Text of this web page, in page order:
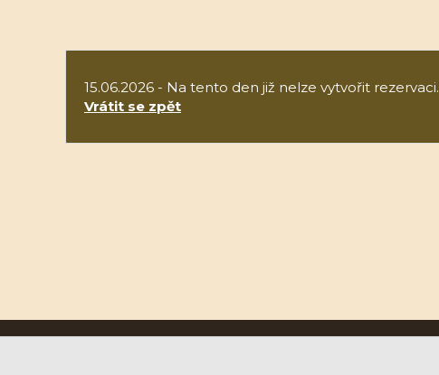
15.06.2026 - Na tento den již nelze vytvořit rezervaci.
Vrátit se zpět